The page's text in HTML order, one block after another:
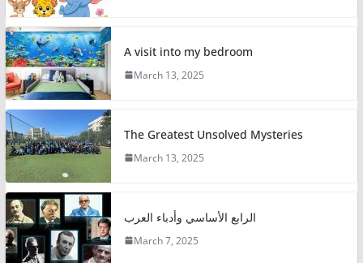
A visit into my bedroom
March 13, 2025
The Greatest Unsolved Mysteries
March 13, 2025
الرابع الأساسي وأدباء العرب
March 7, 2025